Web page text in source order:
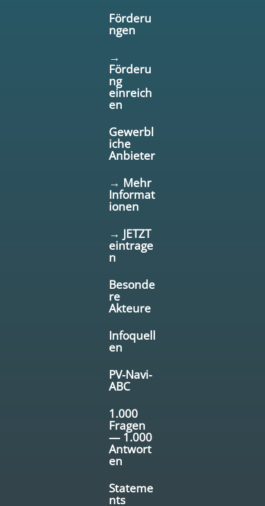
Förderu
ngen
→
Förderu
ng
einreich
en
Gewerbl
iche
Anbieter
→ Mehr
Informat
ionen
→ JETZT
eintrage
n
Besonde
re
Akteure
Infoquell
en
PV-Navi-
ABC
1.000
Fragen
— 1.000
Antwort
en
Stateme
nts